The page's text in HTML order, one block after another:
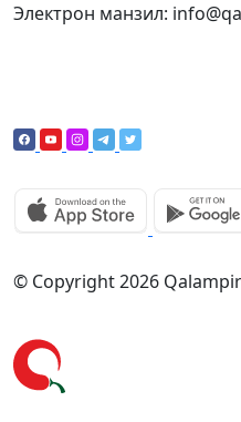
Электрон манзил:
© Copyright 2026